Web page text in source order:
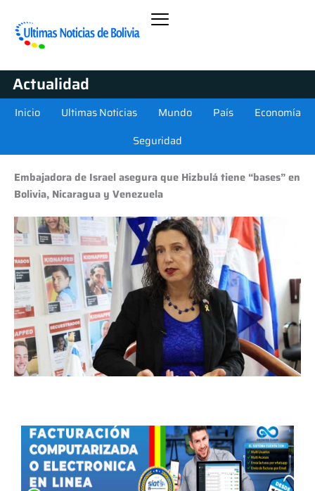
Actualidad
Inicio Ultimas Noticias Mundo País
Economía
Seguridad
Embajadora de Israel asegura que Hizbulá tiene “bases” en
Bolivia, Nicaragua y Venezuela